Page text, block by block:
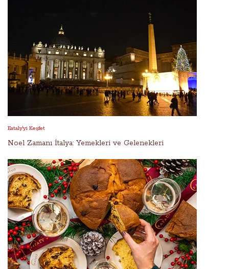
Eataly'yi Keşfet
Noel Zamanı İtalya: Yemekleri ve Gelenekleri